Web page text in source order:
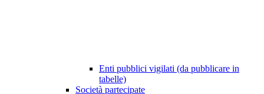
Enti pubblici vigilati (da pubblicare in
tabelle)
Società partecipate